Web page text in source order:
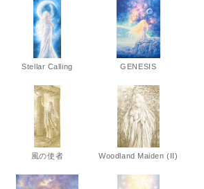
Stellar Calling GENESIS
風の使者 Woodland Maiden (II)